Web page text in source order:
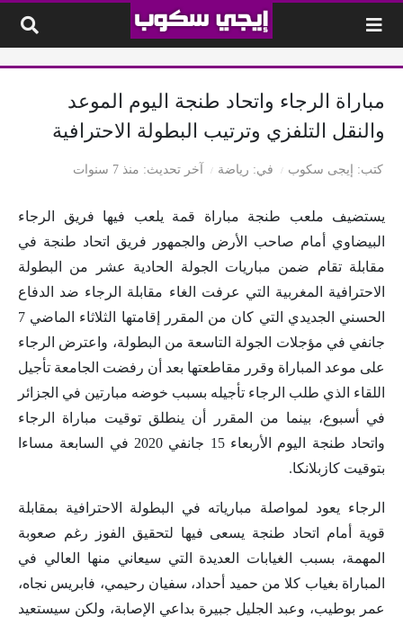
مباراة الرجاء واتحاد طنجة اليوم الموعد
والنقل التلفزي وترتيب البطولة الاحترافية
كتب إيجى سكوب في رياضة آخر تحديث منذ 7 سنوات
يستضيف ملعب طنجة مباراة قمة يلعب فيها فريق الرجاء
البيضاوي أمام صاحب الأرض والجمهور فريق اتحاد طنجة في
مقابلة تقام ضمن مباريات الجولة الحادية عشر من البطولة
الاحترافية المغربية التي عرفت الغاء مقابلة الرجاء ضد الدفاع
الحسني الجديدي التي كان من المقرر إقامتها الثلاثاء الماضي 7
جانفي في مؤجلات الجولة التاسعة من البطولة، واعترض الرجاء
على موعد المباراة وقرر مقاطعتها بعد أن رفضت الجامعة تأجيل
اللقاء الذي طلب الرجاء تأجيله بسبب خوضه مبارتين في الجزائر
في أسبوع، بينما من المقرر أن ينطلق توقيت مباراة الرجاء
واتحاد طنجة اليوم الأربعاء 15 جانفي 2020 في السابعة مساءا
بتوقيت كازبلانكا.
الرجاء يعود لمواصلة مبارياته في البطولة الاحترافية بمقابلة
قوية أمام اتحاد طنجة يسعى فيها لتحقيق الفوز رغم صعوبة
المهمة، بسبب الغيابات العديدة التي سيعاني منها العالي في
المباراة بغياب كلا من حميد أحداد، سفيان رحيمي، فابريس نجاه،
عمر بوطيب، وعبد الجليل جبيرة بداعي الإصابة، ولكن سيستعيد